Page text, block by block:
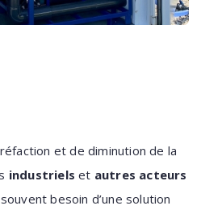
et de diminution de la
industriels et autres acteurs
besoin d’une solution